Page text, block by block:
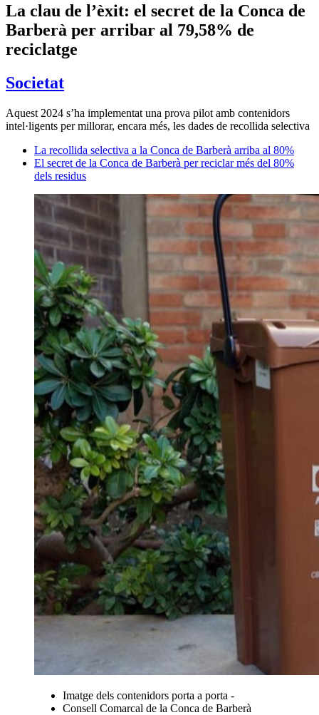
La clau de l’èxit: el secret de la Conca de
Barberà per arribar al 79,58% de
reciclatge
Societat
Aquest 2024 s’ha implementat una prova pilot amb contenidors
intel·ligents per millorar, encara més, les dades de recollida selectiva
La recollida selectiva a la Conca de Barberà arriba al 80%
​El secret de la Conca de Barberà per reciclar més del 80%
dels residus
Imatge dels contenidors porta a porta -
Consell Comarcal de la Conca de Barberà